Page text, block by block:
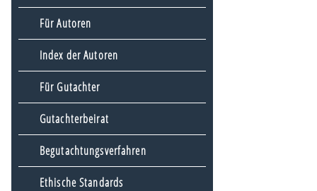
Für Autoren
Index der Autoren
Für Gutachter
Gutachterbeirat
Begutachtungsverfahren
Ethische Standards